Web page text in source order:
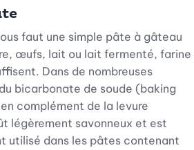
faut une simple pâte à gâteau
œufs, lait ou lait fermenté, farine
Dans de nombreuses
bicarbonate de soude (baking
complément de la levure
légèrement savonneux et est
utilisé dans les pâtes contenant